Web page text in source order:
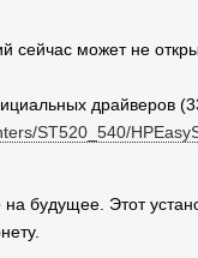
может не
драйверов
ST520_540/
на будущее. Этот